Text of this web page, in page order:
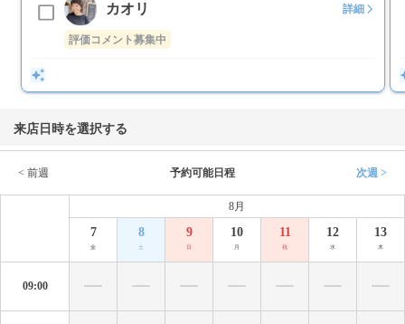
カオリ 詳細
評価コメント募集中
来店日時を選択する
< 前週 予約可能日程 次週 >
8月
7
金
8
土
9
日
10
月
11
祝
12
水
13
木
09:00